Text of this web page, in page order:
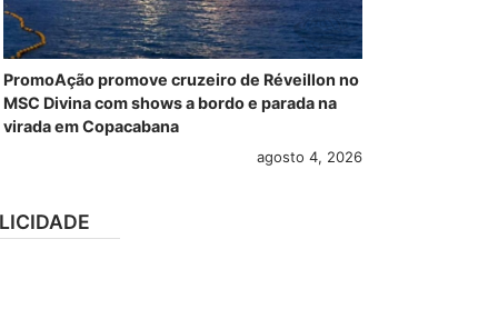
PromoAção promove cruzeiro de Réveillon no
MSC Divina com shows a bordo e parada na
virada em Copacabana
agosto 4, 2026